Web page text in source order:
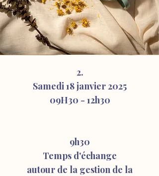
2.
Samedi 18 janvier 2025
09H30 - 12h30
9h30
Temps d'échange
autour de la gestion de la